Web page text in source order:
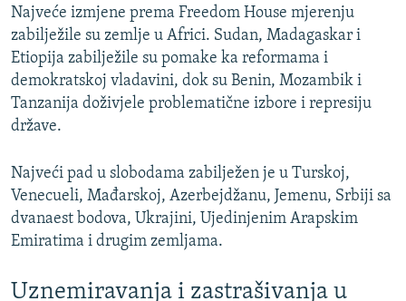
Najveće izmjene prema Freedom House mjerenju
zabilježile su zemlje u Africi. Sudan, Madagaskar i
Etiopija zabilježile su pomake ka reformama i
demokratskoj vladavini, dok su Benin, Mozambik i
Tanzanija doživjele problematične izbore i represiju
države.
Najveći pad u slobodama zabilježen je u Turskoj,
Venecueli, Mađarskoj, Azerbejdžanu, Jemenu, Srbiji sa
dvanaest bodova, Ukrajini, Ujedinjenim Arapskim
Emiratima i drugim zemljama.
Uznemiravanja i zastrašivanja u